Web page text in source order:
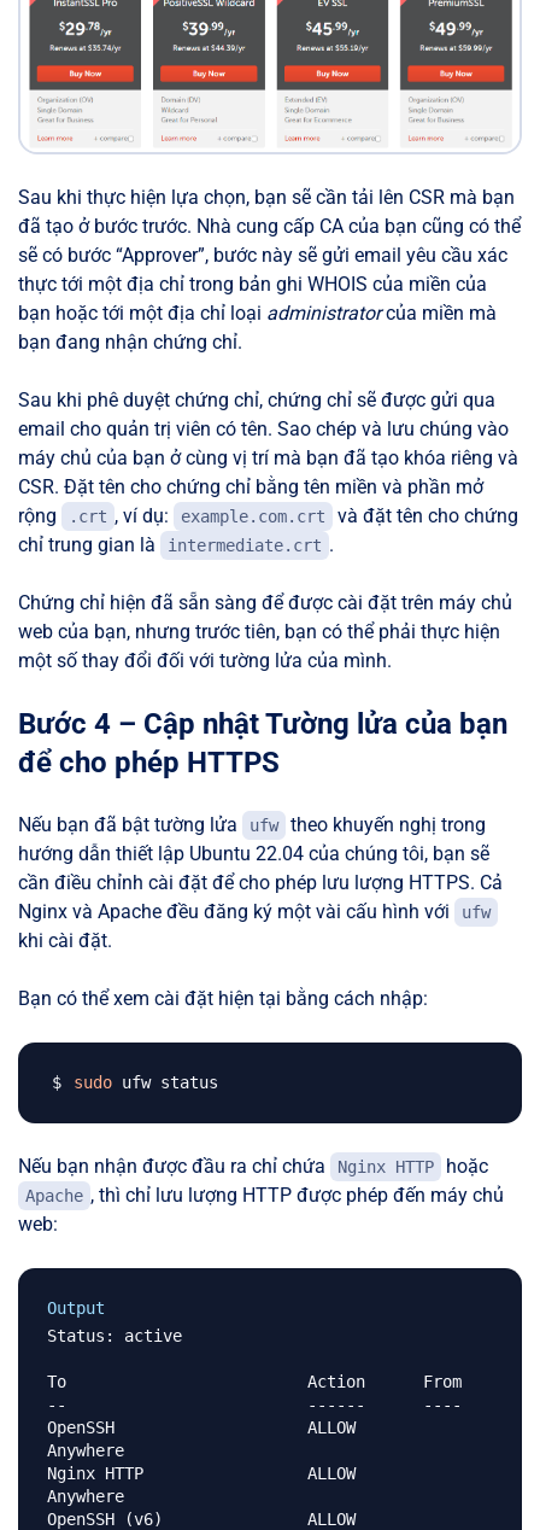
Sau khi thực hiện lựa chọn, bạn sẽ cần tải lên CSR mà bạn
đã tạo ở bước trước. Nhà cung cấp CA của bạn cũng có thể
sẽ có bước “Approver”, bước này sẽ gửi email yêu cầu xác
thực tới một địa chỉ trong bản ghi WHOIS của miền của
bạn hoặc tới một địa chỉ loại administratorcủa miền mà
bạn đang nhận chứng chỉ.
Sau khi phê duyệt chứng chỉ, chứng chỉ sẽ được gửi qua
email cho quản trị viên có tên. Sao chép và lưu chúng vào
máy chủ của bạn ở cùng vị trí mà bạn đã tạo khóa riêng và
CSR. Đặt tên cho chứng chỉ bằng tên miền và phần mở
rộng
.crt , ví dụ: example.com.crt
và đặt tên cho chứng
chỉ trung gian là
intermediate.crt .
Chứng chỉ hiện đã sẵn sàng để được cài đặt trên máy chủ
web của bạn, nhưng trước tiên, bạn có thể phải thực hiện
một số thay đổi đối với tường lửa của mình.
Bước 4 – Cập nhật Tường lửa của bạn
để cho phép HTTPS
Nếu bạn đã bật tường lửa ufw
theo khuyến nghị trong
hướng dẫn thiết lập Ubuntu 22.04 của chúng tôi, bạn sẽ
cần điều chỉnh cài đặt để cho phép lưu lượng HTTPS. Cả
Nginx và Apache đều đăng ký một vài cấu hình với
ufw
khi cài đặt.
Bạn có thể xem cài đặt hiện tại bằng cách nhập:
sudo
Nếu bạn nhận được đầu ra chỉ chứa Nginx HTTP hoặc
Apache , thì chỉ lưu lượng HTTP được phép đến máy chủ
web:
Output
Status: active
To                         Action      From
--                         ------      ----
OpenSSH                    ALLOW
Anywhere
Nginx HTTP                 ALLOW
Anywhere
OpenSSH (v6)               ALLOW